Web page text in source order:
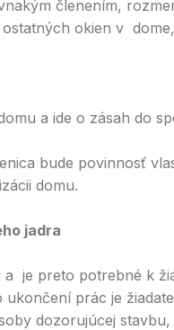
členením,
okien v
a ide o zásah do
bude povinnosť
domu.
jadra
je preto potrebné k
prác je
dozorujúcej